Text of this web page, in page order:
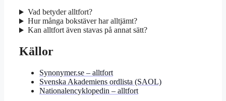
Vad betyder alltfort?
Hur många bokstäver har alltjämt?
Kan alltfort även stavas på annat sätt?
Källor
Synonymer.se – alltfort
Svenska Akademiens ordlista (SAOL)
Nationalencyklopedin – alltfort